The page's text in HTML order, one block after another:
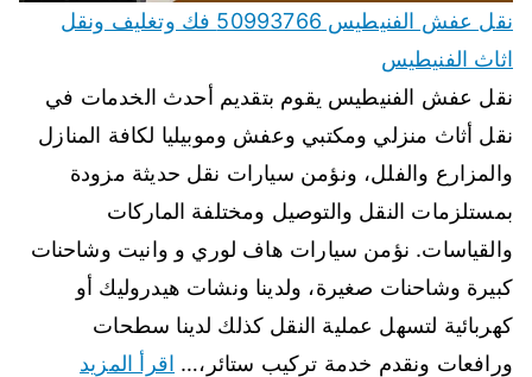
نقل عفش الفنيطيس 50993766 فك وتغليف ونقل
اثاث الفنيطيس
نقل عفش الفنيطيس يقوم بتقديم أحدث الخدمات في
نقل أثاث منزلي ومكتبي وعفش وموبيليا لكافة المنازل
والمزارع والفلل، ونؤمن سيارات نقل حديثة مزودة
بمستلزمات النقل والتوصيل ومختلفة الماركات
والقياسات. نؤمن سيارات هاف لوري و وانيت وشاحنات
كبيرة وشاحنات صغيرة، ولدينا ونشات هيدروليك أو
كهربائية لتسهل عملية النقل كذلك لدينا سطحات
ورافعات ونقدم خدمة تركيب ستائر،… اقرأ المزيد